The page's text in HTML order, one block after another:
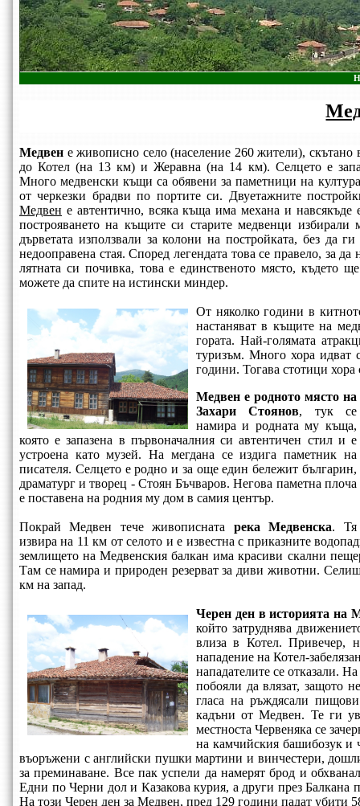
Медвен е живописно село (население 260 жители),
до Котел (на 13 км) и Жеравна (на 14 км). Селцето е
Много медвенски къщи са обявени за паметници на
от черкезки брадви по портите си. Двуетажните
Медвен е автентично, всяка къща има механа и
построяването на къщите си старите медвенци избирали
дърветата използвали за колони на постройката, без да
недооправена стая. Според легендата това се правело, за
лятната си почивка, това е единственото място, където
можете да спите на истински миндер.
От няколко години в
настаняват в къщите на
гората. Най-голямата
туризъм. Много хора идват
години. Тогава стотици хора
Медвен е родното място на
Захари Стоянов, тук се
намира и родната му къща,
която е запазена в първоначалния си автентичен стил и е
устроена като музей. На мегдана се издига паметник на
писателя. Селцето е родно и за още един бележит българин,
драматург и творец - Стоян Бъчваров. Негова паметна плоча
е поставена на родния му дом в самия център.
Покрай Медвен тече живописната река Медвенска. Тя
извира на 11 км от селото и е известна с приказните
землището на Медвенския балкан има красиви скални
Там се намира и природен резерват за диви животни.
км на запад.
Черен ден в историята на
който затруднява
влиза в Котел. Привечер,
нападение на Котел-
нападателите се отказали.
побояли да влязат, защото
гласа на ръждясали
кадъни от Медвен. Те ги
местноста Червеняка се
на камчийския башибозук и
въоръжени с английски пушки мартини и винчестери,
за преминаване. Все пак успели да намерят брод и
Едни по Черни дол и Казакова курия, а други през Балкана
На този Черен ден за Медвен, пред 129 години падат убити